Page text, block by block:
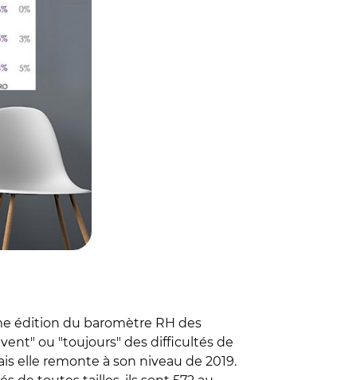
édition du baromètre RH des
ou "toujours" des difficultés de
elle remonte à son niveau de 2019.